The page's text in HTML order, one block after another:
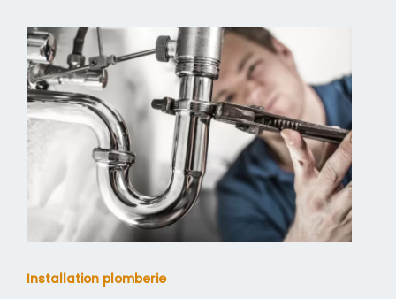
Installation plomberie